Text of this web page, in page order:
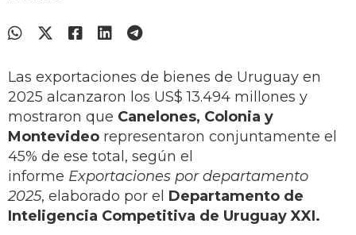
Las exportaciones de bienes de Uruguay en
2025 alcanzaron los US$ 13.494 millones y
mostraron que Canelones, Colonia y
Montevideo representaron conjuntamente el
45% de ese total, según el
informe Exportaciones por departamento
2025, elaborado por el Departamento de
Inteligencia Competitiva de Uruguay XXI.